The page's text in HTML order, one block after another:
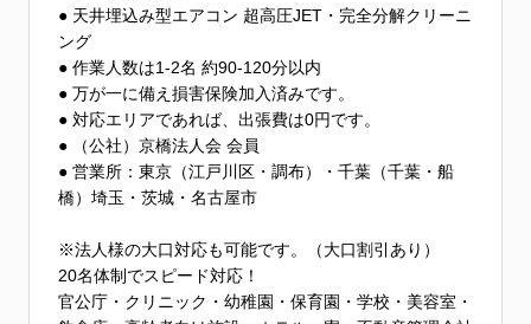
● 天井埋込み型エアコン 超高圧JET・完全分解クリーニ
ング
● 作業人数は1-2名 約90-120分以内
● 万が一に備え損害保険加入済みです。
● 対応エリアであれば、出張費は0円です。
● （公社）京橋法人会 会員
● 営業所：東京（江戸川区・調布）・千葉（千葉・船
橋）埼玉・茨城・名古屋市
※法人様の大口対応も可能です。（大口割引あり）
20名体制でスピード対応！
官公庁・クリニック・幼稚園・保育園・学校・美容室・